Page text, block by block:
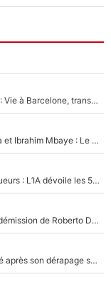
Lionel Messi est endeuillé par la mort de son père : Vie à Barcelone, transfert au PSG... voilà comment Jorge Messi a joué un rôle essentiel dans sa carrière !
Un record bientôt explosé grâce à Bradley Barcola et Ibrahim Mbaye : Le PSG sur le point de réaliser un mercato historique ?
Zinédine Zidane va sélectionner des nouveaux joueurs : L’IA dévoile les 5 cracks qui pourraient rapidement le rejoindre en équipe de France !
Trahison de Longoria, secrets de Frank McCourt, démission de Roberto De Zerbi : Medhi Benatia se lâche sur son départ de l'OM et fait d'importantes révélations
Incendies en Gironde - Nelson Monfort est attaqué après son dérapage sur CNews : «Et lui, il prend combien pour parler dans un studio climatisé?»